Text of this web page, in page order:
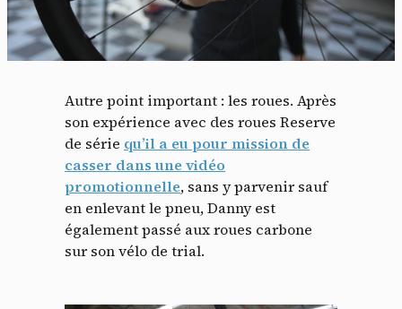
Autre point important : les roues. Après
son expérience avec des roues Reserve
de série qu’il a eu pour mission de
casser dans une vidéo
promotionnelle, sans y parvenir sauf
en enlevant le pneu, Danny est
également passé aux roues carbone
sur son vélo de trial.